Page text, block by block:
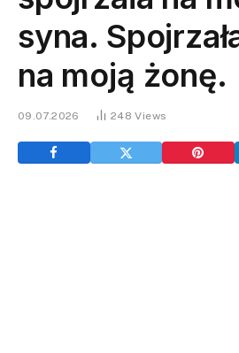
syna.
na moją żonę.
09.07.2026 248Views